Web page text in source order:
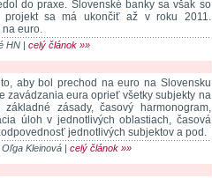
do praxe. Slovenské banky sa však so
projekt sa má ukončiť až v roku 2011.
euro.
HN | celý článok »»
aby bol prechod na euro na Slovensku
zavádzania eura oprieť všetky subjekty na
zásady, časový harmonogram,
úloh v jednotlivých oblastiach, časová
jednotlivých subjektov a pod.
Kleinová | celý článok »»